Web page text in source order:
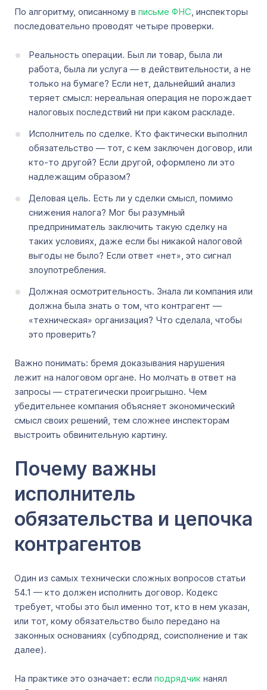
По алгоритму, описанному в письме ФНС , инспекторы
последовательно проводят четыре проверки.
Реальность операции. Был ли товар, была ли
работа, была ли услуга — в действительности, а не
только на бумаге? Если нет, дальнейший анализ
теряет смысл: нереальная операция не порождает
налоговых последствий ни при каком раскладе.
Исполнитель по сделке. Кто фактически выполнил
обязательство — тот, с кем заключен договор, или
кто-то другой? Если другой, оформлено ли это
надлежащим образом?
Деловая цель. Есть ли у сделки смысл, помимо
снижения налога? Мог бы разумный
предприниматель заключить такую сделку на
таких условиях, даже если бы никакой налоговой
выгоды не было? Если ответ «нет», это сигнал
злоупотребления.
Должная осмотрительность. Знала ли компания или
должна была знать о том, что контрагент —
«техническая» организация? Что сделала, чтобы
это проверить?
Важно понимать: бремя доказывания нарушения
лежит на налоговом органе. Но молчать в ответ на
запросы — стратегически проигрышно. Чем
убедительнее компания объясняет экономический
смысл своих решений, тем сложнее инспекторам
выстроить обвинительную картину.
Почему важны
исполнитель
обязательства и цепочка
контрагентов
Один из самых технически сложных вопросов статьи
54.1 — кто должен исполнить договор. Кодекс
требует, чтобы это был именно тот, кто в нем указан,
или тот, кому обязательство было передано на
законных основаниях (субподряд, соисполнение и так
далее).
На практике это означает: если подрядчик нанял